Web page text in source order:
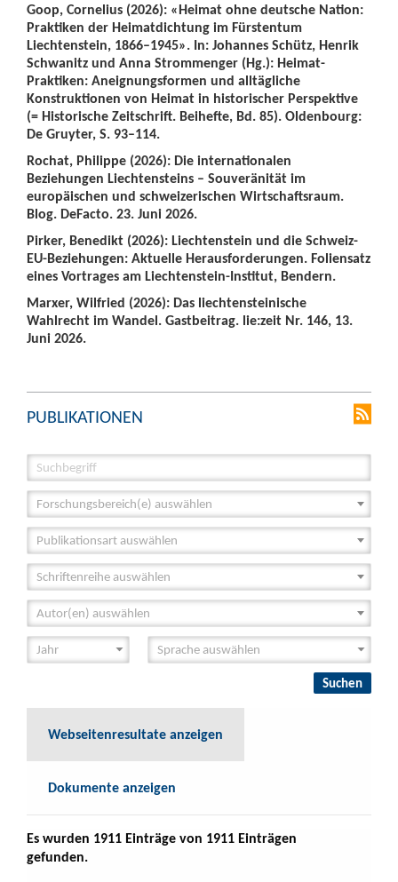
Goop, Cornelius (2026): «Heimat ohne deutsche Nation:
Praktiken der Heimatdichtung im Fürstentum
Liechtenstein, 1866–1945». In: Johannes Schütz, Henrik
Schwanitz und Anna Strommenger (Hg.): Heimat-
Praktiken: Aneignungsformen und alltägliche
Konstruktionen von Heimat in historischer Perspektive
(= Historische Zeitschrift. Beihefte, Bd. 85). Oldenbourg:
De Gruyter, S. 93–114.
Rochat, Philippe (2026): Die internationalen
Beziehungen Liechtensteins – Souveränität im
europäischen und schweizerischen Wirtschaftsraum.
Blog. DeFacto. 23. Juni 2026.
Pirker, Benedikt (2026): Liechtenstein und die Schweiz-
EU-Beziehungen: Aktuelle Herausforderungen. Foliensatz
eines Vortrages am Liechtenstein-Institut, Bendern.
Marxer, Wilfried (2026): Das liechtensteinische
Wahlrecht im Wandel. Gastbeitrag. lie:zeit Nr. 146, 13.
Juni 2026.
PUBLIKATIONEN
Forschungsbereich(e) auswählen
Publikationsart auswählen
Schriftenreihe auswählen
Autor(en) auswählen
Webseitenresultate anzeigen
Dokumente anzeigen
Es wurden 1911 Einträge von 1911 Einträgen
gefunden.